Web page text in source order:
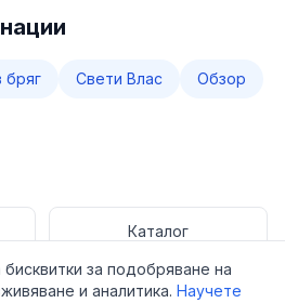
бряг Свети Влас Обзор
Каталог
бисквитки за подобряване на
и аналитика. Научете